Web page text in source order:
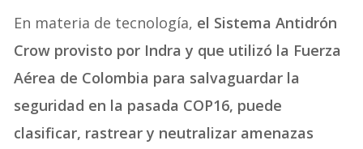
En materia de tecnología, el Sistema Antidrón
Crow provisto por Indra y que utilizó la Fuerza
Aérea de Colombia para salvaguardar la
seguridad en la pasada COP16, puede
clasificar, rastrear y neutralizar amenazas